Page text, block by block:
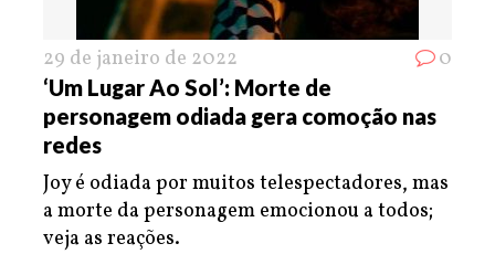
29 de janeiro de 2022 0
‘Um Lugar Ao Sol’: Morte de
personagem odiada gera comoção nas
redes
Joy é odiada por muitos telespectadores, mas
a morte da personagem emocionou a todos;
veja as reações.